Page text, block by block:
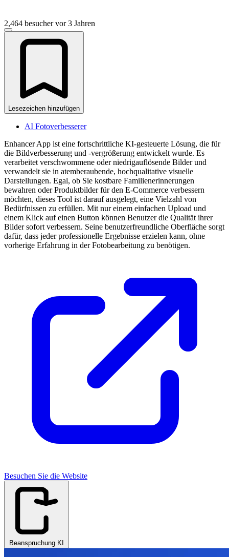
2,464 besucher vor 3 Jahren
Lesezeichen hinzufügen
AI Fotoverbesserer
Enhancer App ist eine fortschrittliche KI-gesteuerte Lösung, die für
die Bildverbesserung und -vergrößerung entwickelt wurde. Es
verarbeitet verschwommene oder niedrigauflösende Bilder und
verwandelt sie in atemberaubende, hochqualitative visuelle
Darstellungen. Egal, ob Sie kostbare Familienerinnerungen
bewahren oder Produktbilder für den E-Commerce verbessern
möchten, dieses Tool ist darauf ausgelegt, eine Vielzahl von
Bedürfnissen zu erfüllen. Mit nur einem einfachen Upload und
einem Klick auf einen Button können Benutzer die Qualität ihrer
Bilder sofort verbessern. Seine benutzerfreundliche Oberfläche sorgt
dafür, dass jeder professionelle Ergebnisse erzielen kann, ohne
vorherige Erfahrung in der Fotobearbeitung zu benötigen.
Besuchen Sie die Website
Beanspruchung KI